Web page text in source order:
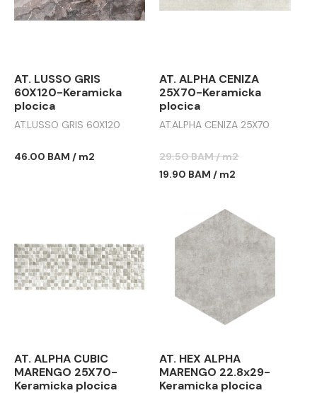
AT. LUSSO GRIS
60X120-Keramicka
plocica
AT.LUSSO GRIS 60X120
46.00 BAM / m2
AT. ALPHA CENIZA
25X70-Keramicka
plocica
AT.ALPHA CENIZA 25X70
29.50 BAM / m2
19.90 BAM / m2
AT. ALPHA CUBIC
MARENGO 25X70-
Keramicka plocica
AT. HEX ALPHA
MARENGO 22.8x29-
Keramicka plocica